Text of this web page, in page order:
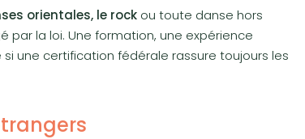
orientales, le rock ou toute danse hors
par la loi. Une formation, une expérience
une certification fédérale rassure toujours les